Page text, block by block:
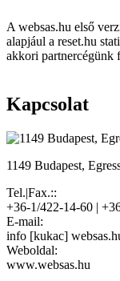
A websas.hu első
alapjául a reset.hu
akkori partnercégünk
Kapcsolat
1149 Budapest,
Tel.|Fax.::
+36-1/422-14-60 |
E-mail:
info [kukac]
Weboldal:
www.websas.hu